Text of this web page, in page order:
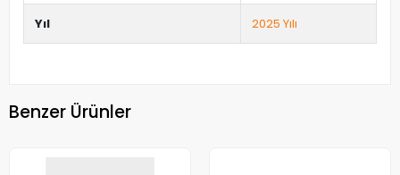
Yıl 2025 Yılı
Benzer Ürünler